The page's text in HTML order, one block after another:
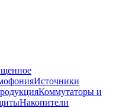
Источники
Коммутаторы и
Накопители